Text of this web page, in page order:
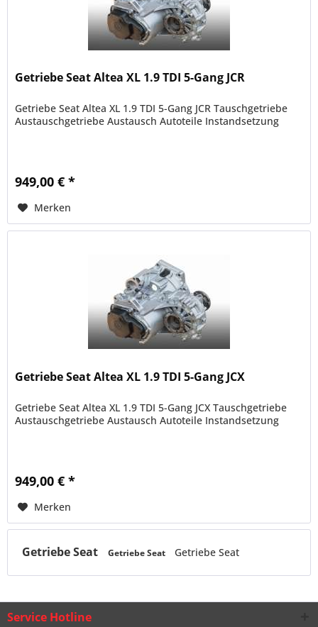
Getriebe Seat Altea XL 1.9 TDI 5-Gang JCR
Getriebe Seat Altea XL 1.9 TDI 5-Gang JCR Tauschgetriebe
Austauschgetriebe Austausch Autoteile Instandsetzung
949,00 € *
Merken
Getriebe Seat Altea XL 1.9 TDI 5-Gang JCX
Getriebe Seat Altea XL 1.9 TDI 5-Gang JCX Tauschgetriebe
Austauschgetriebe Austausch Autoteile Instandsetzung
949,00 € *
Merken
Getriebe Seat Getriebe Seat Getriebe Seat
Service Hotline